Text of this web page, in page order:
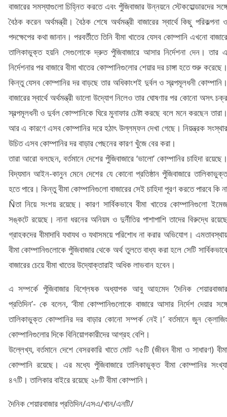
বাজারের সমস্যাগুলো চিহ্নিত করতে এবং পুঁজিবাজার উন্নয়নে স্টেকহোল্ডারদের সঙ্গে
বৈঠক করেন অর্থমন্ত্রী। বৈঠক শেষে অর্থমন্ত্রী বাজারের স্বার্থে কিছু পরিকল্পনা ও
পদক্ষেপের কথা জানান। পরবর্তীতে তিনি বীমা খাতের যেসব কোম্পানি এখনো বাজারে
তালিকাভুক্ত হয়নি সেগুলোকে দ্রুত পুঁজিবাজারে আসার নির্দেশনা দেন। তার এ
নির্দেশনার পর বাজারে বীমা খাতের কোম্পানিগুলোর শেয়ার দর চাঙ্গা হতে শুরু করেছে।
কিন্তু যেসব কোম্পানির দর বাড়ছে তার অধিকাংশই দুর্বল ও স্বল্পমূলধনী কোম্পানি।
বাজারের স্বার্থে অর্থমন্ত্রী ভালো উদ্যোগ নিলেও তার ঘোষণার পর কোনো অসৎ চক্র
স্বল্পমূলধনী ও দুর্বল কোম্পানিকে ঘিরে মুনাফার চেষ্টা করছে বলে মনে করছেন তারা।
আর এ কারণে এসব কোম্পানির দরে হঠাৎ উল্লম্ফন দেখা গেছে। নিয়ন্ত্রক সংস্থার
উচিত এসব কোম্পানির দর বাড়ার পেছনের কারণ খুঁজে বের করা।
তারা আরো বলছেন, বর্তমানে দেশের পুঁজিবাজারে ‘ভালো’ কোম্পানির চাহিদা রয়েছে।
বিদ্যমান আইন-কানুন মেনে দেশের যে কোনো প্রতিষ্ঠান পুঁজিবাজারে তালিকাভুক্ত
হতে পারে। কিন্তু বীমা কোম্পানিগুলো বাজারের সেই চাহিদা পূরণ করতে পারবে কি না
Ñতা নিয়ে সংশয় রয়েছে। কারণ সার্বিকভাবে বীমা খাতের কোম্পানিগুলো ইমেজ
সঙ্কটে রয়েছে। নানা ধরনের অনিয়ম ও দুর্নীতির পাশাপাশি তাদের বিরুদ্ধে রয়েছে
গ্রাহকদের বীমাদাবি যথাযথ ও যথাসময়ে পরিশোধ না করার অভিযোগ। এমতাবস্থায়
বীমা কোম্পানিগুলোকে পুঁজিবাজার থেকে অর্থ তুলতে বাধ্য করা হলে সেটি সার্বিকভাবে
বাজারের চেয়ে বীমা খাতের উদ্যোক্তারাই অধিক লাভবান হবেন।
এ সম্পর্কে পুঁজিবাজার বিশ্লেষক অধ্যাপক আবু আহমেদ ‘দৈনিক শেয়ারবাজার
প্রতিদিন’- কে বলেন, ‘বীমা কোম্পানিগুলোকে বাজারে আসার নির্দেশ দেয়ার সঙ্গে
তালিকাভুক্ত কোম্পানির দর বাড়ার কোনো সম্পর্ক নেই।’ বর্তমানে জুন ক্লোজিং
কোম্পানিগুলোর দিকে বিনিয়োগকারীদের আগ্রহ বেশি।
উল্লেখ্য, বর্তমানে দেশে বেসরকারি খাতে মোট ৭৫টি (জীবন বীমা ও সাধারণ) বীমা
কোম্পানি রয়েছে। এর মধ্যে পুঁজিবাজারে তালিকাভুক্ত বীমা কোম্পানির সংখ্যা
৪৭টি। তালিকার বাইরে রয়েছে ২৮টি বীমা কোম্পানি।
দৈনিক শেয়ারবাজার প্রতিদিন/এসএ/খান/এনটি/